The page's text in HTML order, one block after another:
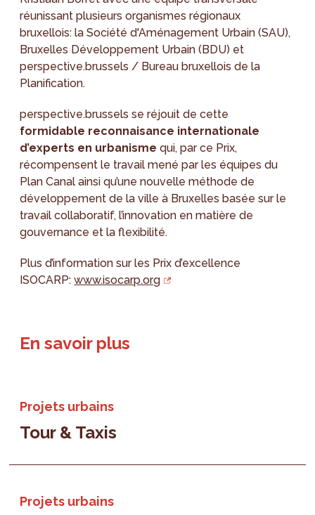
réunissant plusieurs organismes régionaux
bruxellois: la Société d'Aménagement Urbain (SAU),
Bruxelles Développement Urbain (BDU) et
perspective.brussels / Bureau bruxellois de la
Planification.
perspective.brussels se réjouit de cette
formidable reconnaisance internationale
d’experts en urbanisme qui, par ce Prix,
récompensent le travail mené par les équipes du
Plan Canal ainsi qu’une nouvelle méthode de
développement de la ville à Bruxelles basée sur le
travail collaboratif, l’innovation en matière de
gouvernance et la flexibilité.
Plus d’information sur les Prix d’excellence
ISOCARP:www.isocarp.org
En savoir plus
Projets urbains
Tour & Taxis
Projets urbains